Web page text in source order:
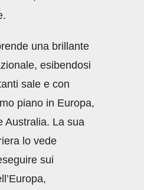
una brillante
esibendosi
sale e con
piano in Europa,
Australia. La sua
lo vede
sui